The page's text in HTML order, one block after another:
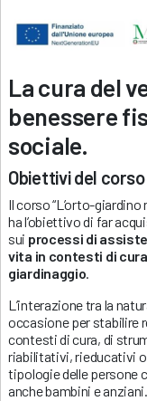
La cura del
benessere
sociale.
Obiettivi del corso
Il corso “L’orto-
ha l’obiettivo di far
sui processi di
vita in contesti di cura
giardinaggio.
L’interazione tra la
occasione per stabilire
contesti di cura, di
riabilitativi, rieducativi
tipologie delle persone
anche bambini e anziani.